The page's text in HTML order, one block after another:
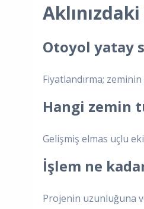
Otoyol yatay
Fiyatlandırma;
Hangi zemin
Gelişmiş elmas uçlu
İşlem ne
Projenin uzunluğuna